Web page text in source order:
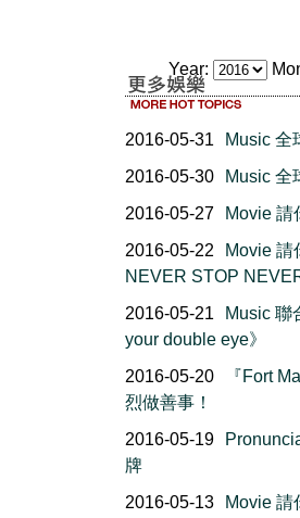
Year:
2016-05-31
Music 全
2016-05-30
Music 全
2016-05-27
Movie 請
2016-05-22
Movie 請
NEVER STOP
2016-05-21
Music 聯
your double eye》
2016-05-20
『Fort
烈做善事！
2016-05-19
牌
2016-05-13
Movie 請